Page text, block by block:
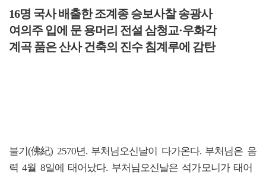
16명 국사 배출한 조계종 승보사찰 송광사
여의주 입에 문 용머리 전설 삼청교·우화각
계곡 품은 산사 건축의 진수 침계루에 감탄
불기(佛紀) 2570년. 부처님오신날이 다가온다. 부처님은 음
력 4월 8일에 태어났다. 부처님오신날은 석가모니가 태어